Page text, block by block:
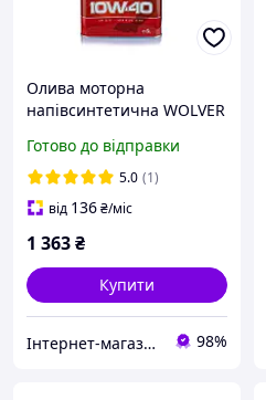
Олива моторна
напівсинтетична WOLVER
каністра 5л (4шт уп)
Готово до відправки
5.0 (1)
від 136₴/міс
1 363₴
Купити
Інтернет-магазин «АвтоДруг» 98%